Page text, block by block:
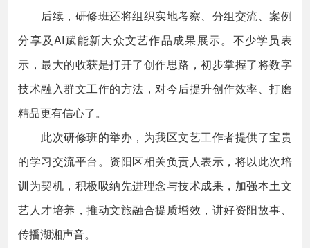
后续，研修班还将组织实地考察、分组交流、案例
分享及AI赋能新大众文艺作品成果展示。不少学员表
示，最大的收获是打开了创作思路，初步掌握了将数字
技术融入群文工作的方法，对今后提升创作效率、打磨
精品更有信心了。
此次研修班的举办，为我区文艺工作者提供了宝贵
的学习交流平台。资阳区相关负责人表示，将以此次培
训为契机，积极吸纳先进理念与技术成果，加强本土文
艺人才培养，推动文旅融合提质增效，讲好资阳故事、
传播湖湘声音。